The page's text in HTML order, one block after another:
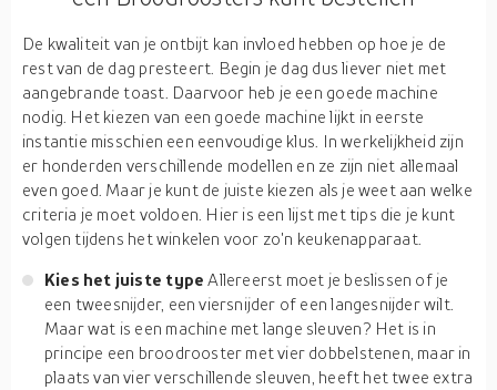
De kwaliteit van je ontbijt kan invloed hebben op hoe je de
rest van de dag presteert. Begin je dag dus liever niet met
aangebrande toast. Daarvoor heb je een goede machine
nodig. Het kiezen van een goede machine lijkt in eerste
instantie misschien een eenvoudige klus. In werkelijkheid zijn
er honderden verschillende modellen en ze zijn niet allemaal
even goed. Maar je kunt de juiste kiezen als je weet aan welke
criteria je moet voldoen. Hier is een lijst met tips die je kunt
volgen tijdens het winkelen voor zo'n keukenapparaat.
Kies het juiste typeAllereerst moet je beslissen of je
een tweesnijder, een viersnijder of een langesnijder wilt.
Maar wat is een machine met lange sleuven? Het is in
principe een broodrooster met vier dobbelstenen, maar in
plaats van vier verschillende sleuven, heeft het twee extra